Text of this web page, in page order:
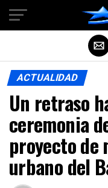
ACTUALIDAD
Un retraso
ceremonia
proyecto de
urbano del
Salir